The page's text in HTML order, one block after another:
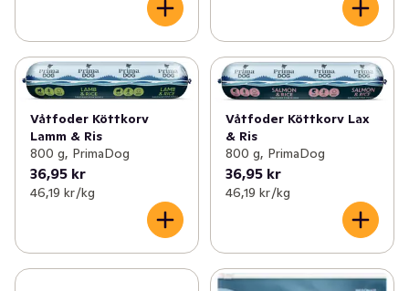
Våtfoder Köttkorv
Lamm & Ris
800 g, PrimaDog
36,95 kr
46,19 kr /kg
Våtfoder Köttkorv Lax
& Ris
800 g, PrimaDog
36,95 kr
46,19 kr /kg